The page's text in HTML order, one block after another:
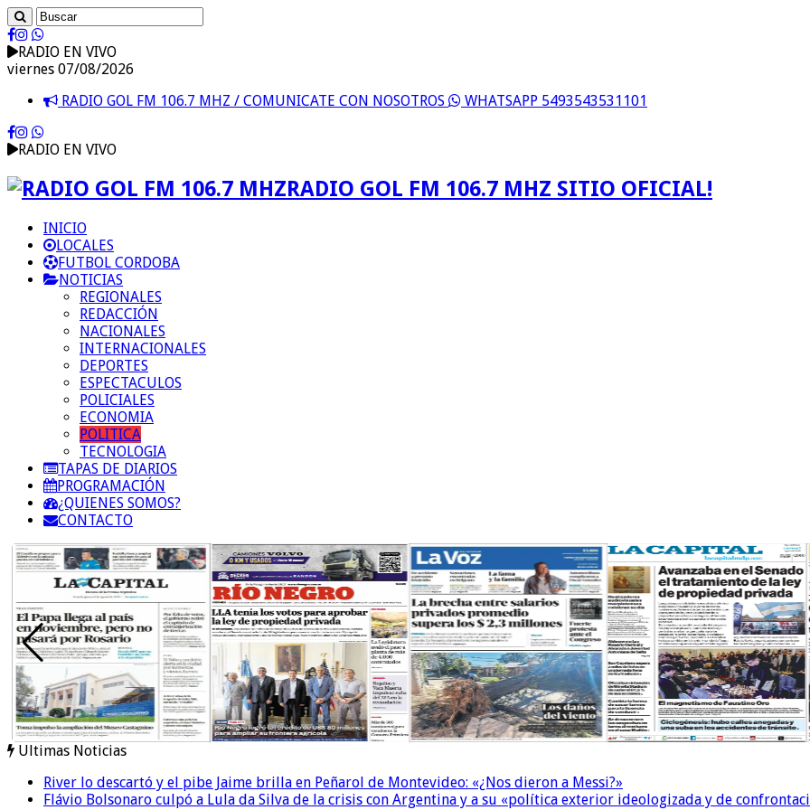
RADIO EN VIVO
viernes 07/08/2026
RADIO GOL FM 106.7 MHZ / COMUNICATE CON NOSOTROS
WHATSAPP 5493543531101
RADIO EN VIVO
RADIO GOL FM 106.7 MHZ SITIO OFICIAL!
INICIO
LOCALES
FUTBOL CORDOBA
NOTICIAS
REGIONALES
REDACCIÓN
NACIONALES
INTERNACIONALES
DEPORTES
ESPECTACULOS
POLICIALES
ECONOMIA
POLITICA
TECNOLOGIA
TAPAS DE DIARIOS
PROGRAMACIÓN
¿QUIENES SOMOS?
CONTACTO
Ultimas Noticias
River lo descartó y el pibe Jaime brilla en Peñarol de Montevideo: «¿Nos dieron a Messi?»
Flávio Bolsonaro culpó a Lula da Silva de la crisis con Argentina y a su «política exterior ideologizada y de